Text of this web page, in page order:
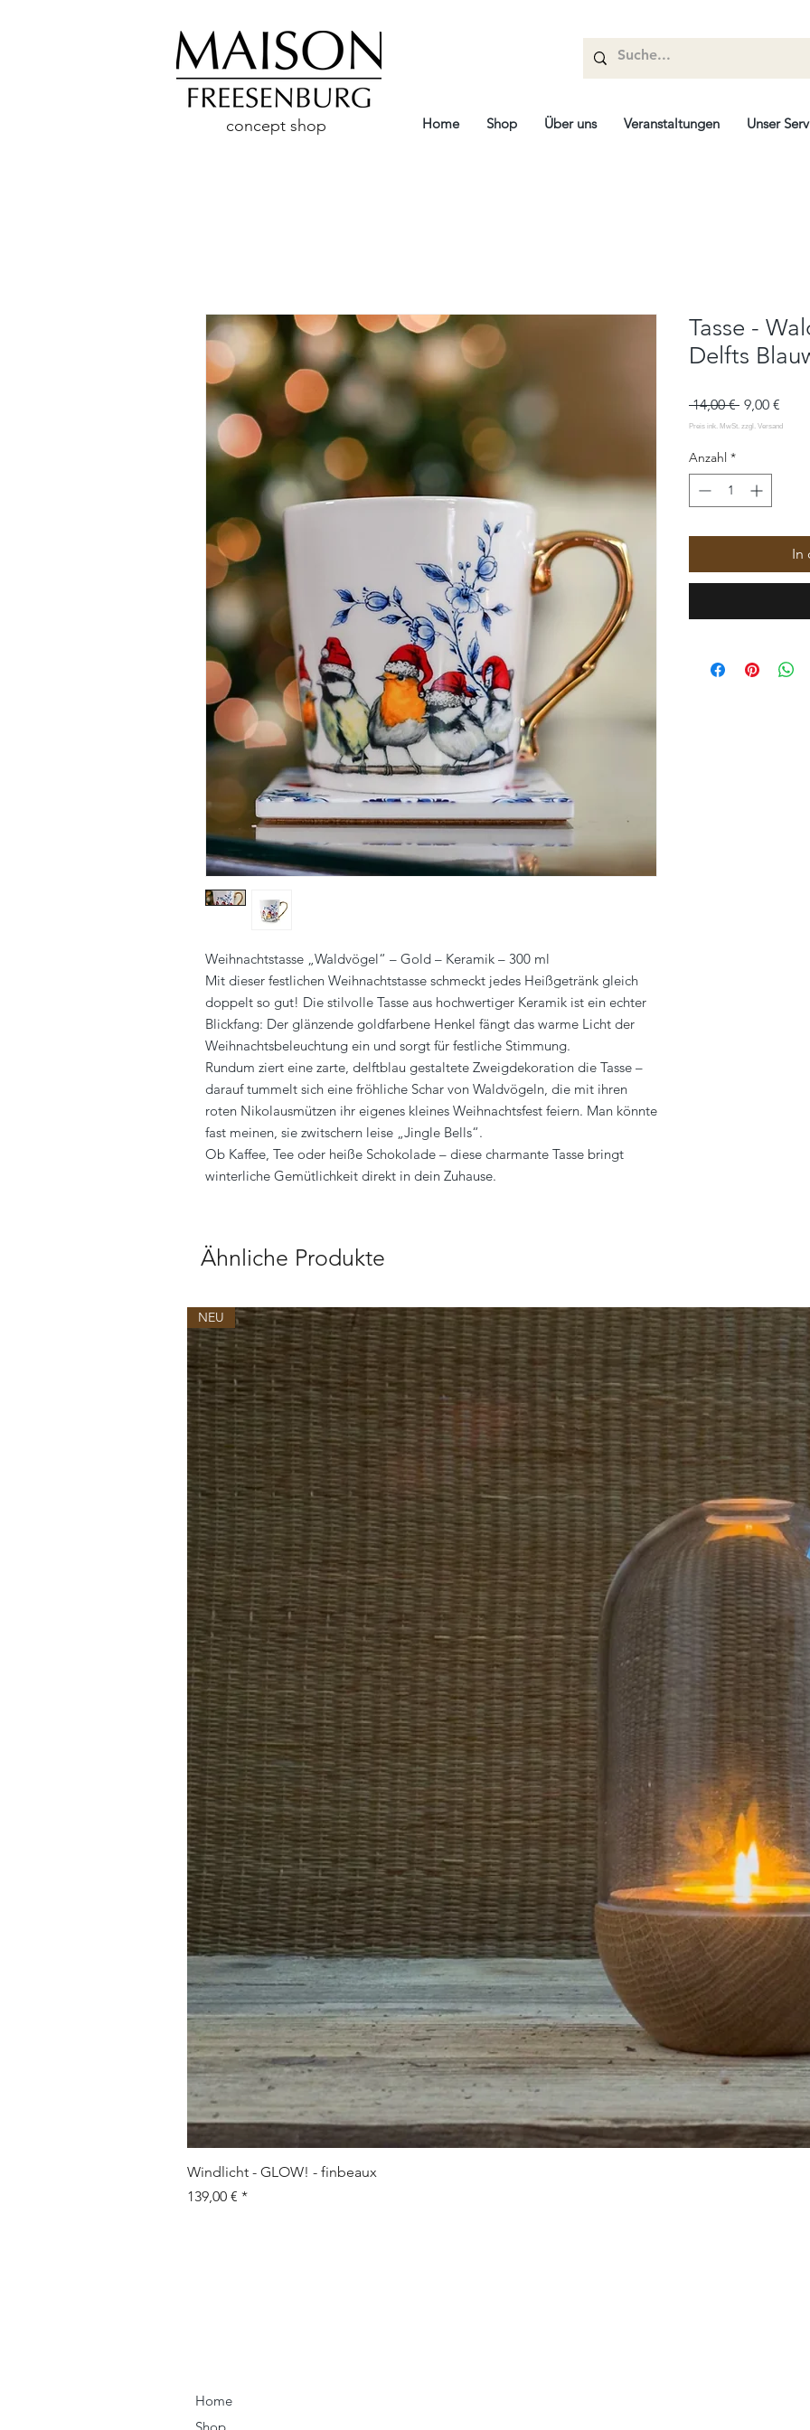
concept shop Home Shop Über uns Veranstaltungen Unser
Weihnachtstasse „Waldvögel“ – Gold – Keramik – 300 ml
Mit dieser festlichen Weihnachtstasse schmeckt jedes Heißgetränk gleich
doppelt so gut! Die stilvolle Tasse aus hochwertiger Keramik ist ein echter
Blickfang: Der glänzende goldfarbene Henkel fängt das warme Licht der
Weihnachtsbeleuchtung ein und sorgt für festliche Stimmung.
Rundum ziert eine zarte, delftblau gestaltete Zweigdekoration die Tasse –
darauf tummelt sich eine fröhliche Schar von Waldvögeln, die mit ihren
roten Nikolausmützen ihr eigenes kleines Weihnachtsfest feiern. Man könnte
fast meinen, sie zwitschern leise „Jingle Bells“.
Ob Kaffee, Tee oder heiße Schokolade – diese charmante Tasse bringt
winterliche Gemütlichkeit direkt in dein Zuhause.
Tasse -
Delfts
14,00 € 9,00 €
Preis
Anzahl *
In
Ähnliche Produkte
NEU
Windlicht - GLOW! - finbeaux
Preis
139,00 €
Home
Shop